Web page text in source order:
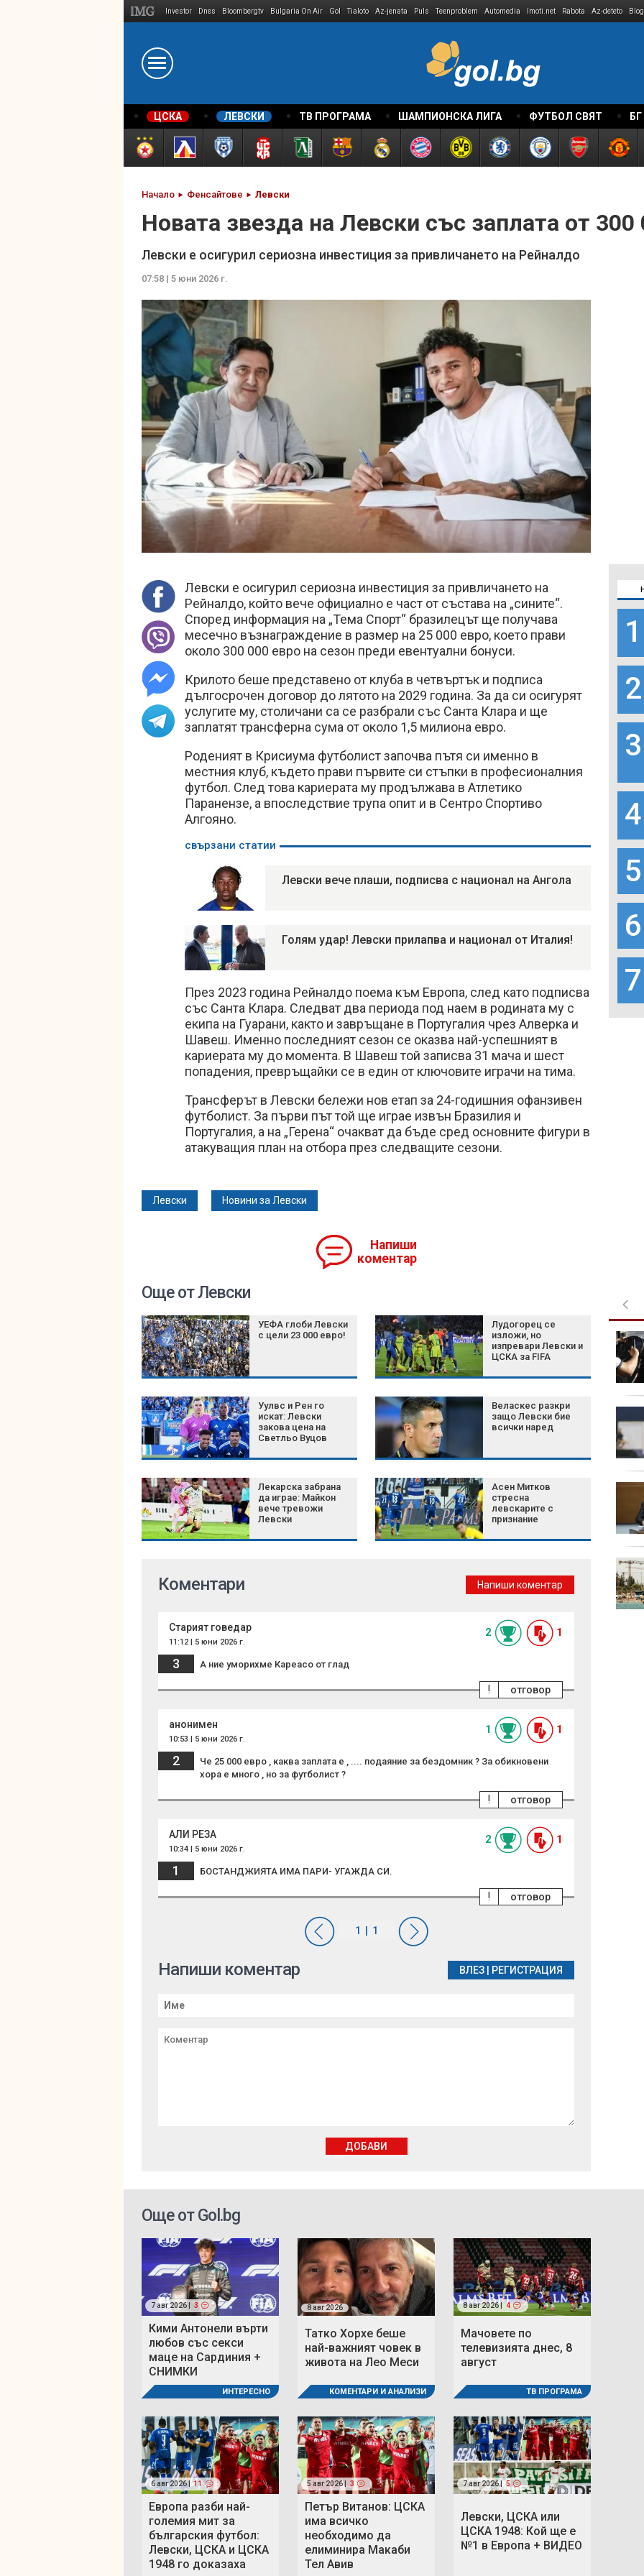
Investor Dnes Bloombergtv Bulgaria On Air Gol Tialoto Az-jenata Puls Teenproblem Automedia Imoti.net Rabota Az-deteto Blog
ЦСКА ЛЕВСКИ ТВ ПРОГРАМА ШАМПИОНСКА ЛИГА ФУТБОЛ СВЯТ
Начало Фенсайтове Левски
Новата звезда на Левски със заплата от 300
Левски е осигурил сериозна инвестиция за привличането на Рейналдо
07:58 | 5 юни 2026 г.
Левски е осигурил сериозна инвестиция за привличането на
Рейналдо, който вече официално е част от състава на „сините“.
Според информация на „Тема Спорт“ бразилецът ще получава
месечно възнаграждение в размер на 25 000 евро, което прави
около 300 000 евро на сезон преди евентуални бонуси.
Крилото беше представено от клуба в четвъртък и подписа
дългосрочен договор до лятото на 2029 година. За да си осигурят
услугите му, столичани са се разбрали със Санта Клара и ще
заплатят трансферна сума от около 1,5 милиона евро.
Роденият в Крисиума футболист започва пътя си именно в
местния клуб, където прави първите си стъпки в професионалния
футбол. След това кариерата му продължава в Атлетико
Паранензе, а впоследствие трупа опит и в Сентро Спортиво
Алгояно.
свързани статии
Левски вече плаши, подписва с национал на Ангола
Голям удар! Левски прилапва и национал от Италия!
През 2023 година Рейналдо поема към Европа, след като подписва
със Санта Клара. Следват два периода под наем в родината му с
екипа на Гуарани, както и завръщане в Португалия чрез Алверка и
Шавеш. Именно последният сезон се оказва най-успешният в
кариерата му до момента. В Шавеш той записва 31 мача и шест
попадения, превръщайки се в един от ключовите играчи на тима.
Трансферът в Левски бележи нов етап за 24-годишния офанзивен
футболист. За първи път той ще играе извън Бразилия и
Португалия, а на „Герена“ очакват да бъде сред основните фигури в
атакуващия план на отбора през следващите сезони.
Левски Новини за Левски
Напиши
коментар
1
2
3
4
5
6
7
Още от Левски
УЕФА глоби Левски
с цели 23 000 евро!
Лудогорец се
изложи, но
изпревари Левски и
ЦСКА за FIFA
Уулвс и Рен го
искат: Левски
закова цена на
Светльо Вуцов
Веласкес разкри
защо Левски бие
всички наред
Лекарска забрана
да играе: Майкон
вече тревожи
Левски
Асен Митков
стресна
левскарите с
признание
Експерт: България
няма готовност за
защита от дронове
Над 6000 декара
изгоряха при пожара
"Интер" победи
"Ювентус" в зрелищно
дерби в Пърт
евро глоба от УЕФА
Коментари Напиши коментар
Старият говедар
11:12 | 5 юни 2026 г.
2 1
3 А ние уморихме Кареасо от глад
отговор
!
анонимен
10:53 | 5 юни 2026 г.
1 1
2
Че 25 000 евро , каква заплата е , .... подаяние за бездомник ? За обикновени
хора е много , но за футболист ?
отговор
!
АЛИ РЕЗА
10:34 | 5 юни 2026 г.
2 1
1 БОСТАНДЖИЯТА ИМА ПАРИ- УГАЖДА СИ.
отговор
!
Напиши коментар ВЛЕЗ РЕГИСТРАЦИЯ
ДОБАВИ
Още от Gol.bg
7 авг 2026 | 3
Кими Антонели върти
любов със секси
маце на Сардиния +
СНИМКИ
ИНТЕРЕСНО
8 авг 2026
Татко Хорхе беше
най-важният човек в
живота на Лео Меси
КОМЕНТАРИ И АНАЛИЗИ
8 авг 2026 | 4
Мачовете по
телевизията днес, 8
август
ТВ ПРОГРАМА
6 авг 2026 | 11
Европа разби най-
големия мит за
българския футбол:
Левски, ЦСКА и ЦСКА
1948 го доказаха
5 авг 2026 | 3
Петър Витанов: ЦСКА
има всичко
необходимо да
елиминира Макаби
Тел Авив
7 авг 2026 | 5
Левски, ЦСКА или
ЦСКА 1948: Кой ще е
№1 в Европа + ВИДЕО